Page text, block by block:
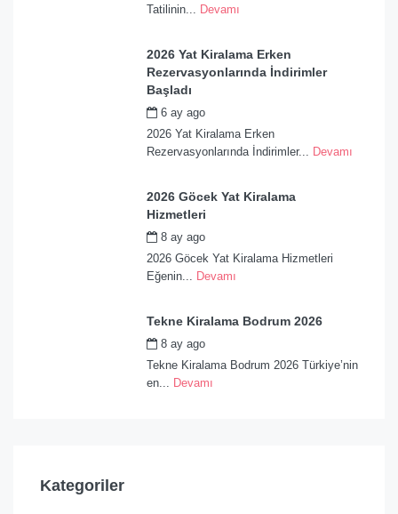
Tatilinin... Devamı
2026 Yat Kiralama Erken
Rezervasyonlarında İndirimler
Başladı
6 ay ago
2026 Yat Kiralama Erken
Rezervasyonlarında İndirimler... Devamı
2026 Göcek Yat Kiralama
Hizmetleri
8 ay ago
2026 Göcek Yat Kiralama Hizmetleri
Eğenin... Devamı
Tekne Kiralama Bodrum 2026
8 ay ago
Tekne Kiralama Bodrum 2026 Türkiye’nin
en... Devamı
Kategoriler